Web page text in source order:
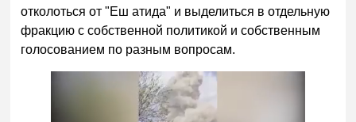
отколоться от "Еш атида" и выделиться в отдельную
фракцию с собственной политикой и собственным
голосованием по разным вопросам.